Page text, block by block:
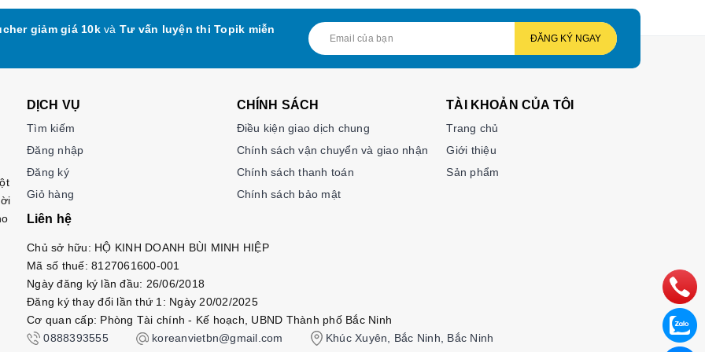
cơ bản, giúp học viên thực hành nói và nghe qua các tình huống thực tế.
nâng cao khả năng phản xạ trong giao tiếp.
đọc hiểu và viết cơ bản. Nội dung bao gồm các đoạn văn ngắn, bài đọc
pháp cơ bản và cách sử dụng chúng trong thực tế. Bài tập thực hành giúp
tiếp.
các chủ đề đa dạng hơn, bao gồm văn hóa, du lịch và các vấn đề xã hội.
khi nói.
hơn và các bài viết phân tích. Học viên sẽ thực hành viết các thể loại khác
nâng cao, giúp học viên sử dụng tiếng Hàn một cách chính xác và linh
luận và tranh luận, học viên sẽ được làm quen với các chủ đề phức tạp
giảm giá 10kvà Tư vấn luyện thi Topik miễn
ĐĂNG KÝ NGAY
DỊCH VỤ
Tìm kiếm
Đăng nhập
Đăng ký
Giỏ hàng
CHÍNH SÁCH
Điều kiện giao dịch chung
Chính sách vận chuyển và giao nhận
Chính sách thanh toán
Chính sách bảo mật
TÀI KHOẢN CỦA TÔI
Trang chủ
Giới thiệu
Sản phẩm
Liên hệ
Chủ sở hữu: HỘ KINH DOANH BÙI MINH HIỆP
Mã số thuế: 8127061600-001
Ngày đăng ký lần đầu: 26/06/2018
Đăng ký thay đổi lần thứ 1: Ngày 20/02/2025
Cơ quan cấp: Phòng Tài chính - Kế hoạch, UBND Thành phố Bắc Ninh
0888393555
koreanvietbn@gmail.com Khúc Xuyên, Bắc Ninh, Bắc Ninh